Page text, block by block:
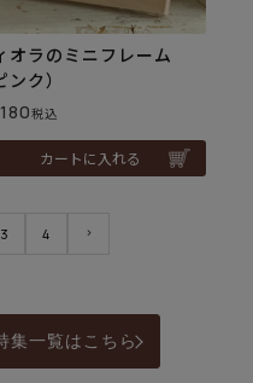
オラのミニフレーム
ンク）
税込
カートに入れる
3 4
集一覧はこちら